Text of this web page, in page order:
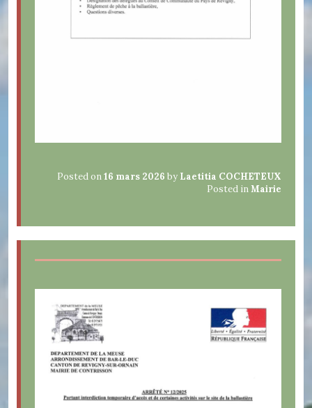
Posted on16 mars 2026 by Laetitia COCHETEUX
Posted in Mairie